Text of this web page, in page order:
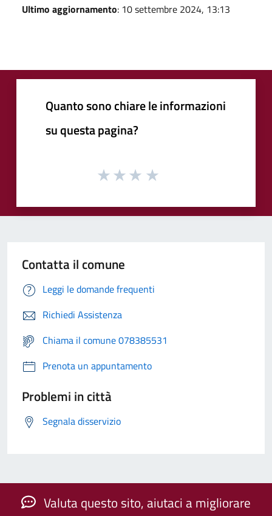
Ultimo aggiornamento: 10 settembre 2024, 13:13
Quanto sono chiare le informazioni
su questa pagina?
Contatta il comune
Leggi le domande frequenti
Richiedi Assistenza
Chiama il comune 078385531
Prenota un appuntamento
Problemi in città
Segnala disservizio
Valuta questo sito, aiutaci a migliorare